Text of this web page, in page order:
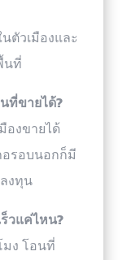
ตัวเมืองและ
นที่
ที่ขายได้?
องขายได้
อรอบนอกก็มี
งทุน
วแค่ไหน?
มง โอนที่